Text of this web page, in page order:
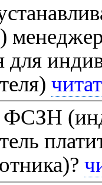
для
ФСЗН